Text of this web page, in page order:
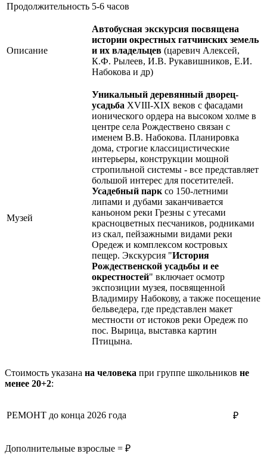
Продолжительность 5-6 часов
Описание
Автобусная экскурсия посвящена
истории окрестных гатчинских земель
и их владельцев (царевич Алексей,
К.Ф. Рылеев, И.В. Рукавишников, Е.И.
Набокова и др)
Музей
Уникальный деревянный дворец-
усадьба XVIII-XIX веков с фасадами
ионического ордера на высоком холме в
центре села Рождествено связан с
именем В.В. Набокова. Планировка
дома, строгие классицистические
интерьеры, конструкции мощной
стропильной системы - все представляет
большой интерес для посетителей.
Усадебный парк со 150-летними
липами и дубами заканчивается
каньоном реки Грезны с утесами
красноцветных песчаников, родниками
из скал, пейзажными видами реки
Оредеж и комплексом костровых
пещер. Экскурсия "История
Рождественской усадьбы и ее
окрестностей" включает осмотр
экспозиции музея, посвященной
Владимиру Набокову, а также посещение
бельведера, где представлен макет
местности от истоков реки Оредеж по
пос. Вырица, выставка картин
Птицына.
Стоимость указана на человека при группе школьников не
менее 20+2:
РЕМОНТ до конца 2026 года ₽
Дополнительные взрослые = ₽